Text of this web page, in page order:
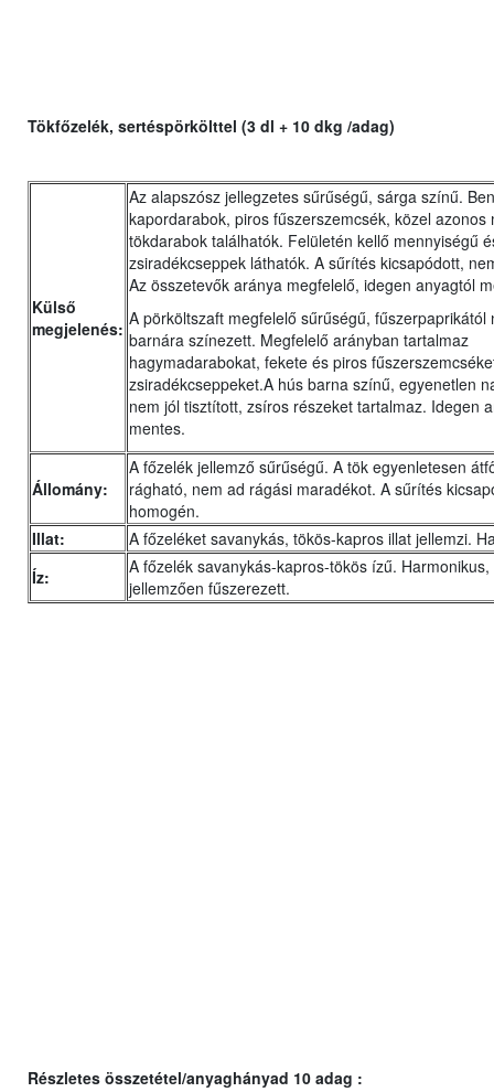
Tökfőzelék, sertéspörkölttel (3 dl + 10 dkg /adag)
Külső
megjelenés:
Az alapszósz jellegzetes sűrűségű, sárga színű.
kapordarabok, piros fűszerszemcsék, közel azonos
tökdarabok találhatók. Felületén kellő mennyiségű
zsiradékcseppek láthatók. A sűrítés kicsapódott,
Az összetevők aránya megfelelő, idegen anyagtól
A pörköltszaft megfelelő sűrűségű, fűszerpaprikától
barnára színezett. Megfelelő arányban tartalmaz
hagymadarabokat, fekete és piros
zsiradékcseppeket.A hús barna színű, egyenetlen
nem jól tisztított, zsíros részeket tartalmaz. Idegen
mentes.
Állomány:
A főzelék jellemző sűrűségű. A tök egyenletesen
rágható, nem ad rágási maradékot. A sűrítés
homogén.
Illat:
A főzeléket savanykás, tökös-kapros illat jellemzi.
Íz:
A főzelék savanykás-kapros-tökös ízű. Harmonikus,
jellemzően fűszerezett.
Részletes összetétel/anyaghányad 10 adag :